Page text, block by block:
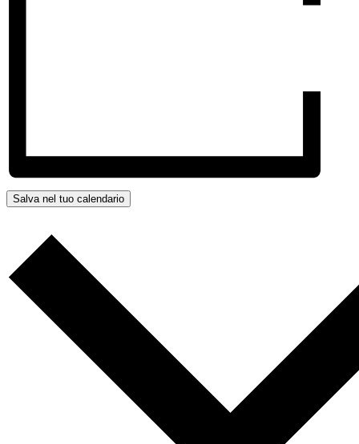
Salva nel tuo calendario